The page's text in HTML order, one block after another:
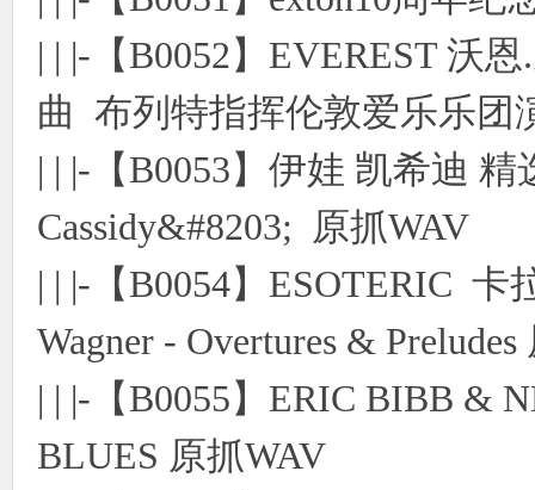
| | |-【B0052】EVEREST 沃
曲 布列特指挥伦敦爱乐乐团
| | |-【B0053】伊娃 凯希迪 精
Cassidy&#8203; 原抓WAV
| | |-【B0054】ESOTERIC 卡
Wagner - Overtures &
| | |-【B0055】ERIC BIBB &
BLUES 原抓WAV